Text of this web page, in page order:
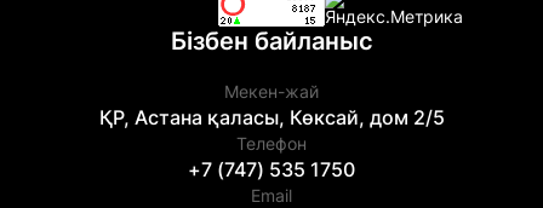
Бізбен байланыс
Мекен-жай
ҚР, Астана қаласы, Көксай, дом 2/5
Телефон
+7 (747) 535 1750
Email